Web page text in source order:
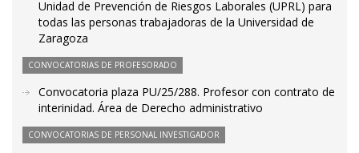
Unidad de Prevención de Riesgos Laborales (UPRL) para
todas las personas trabajadoras de la Universidad de
Zaragoza
CONVOCATORIAS DE PROFESORADO
Convocatoria plaza PU/25/288. Profesor con contrato de
interinidad. Área de Derecho administrativo
CONVOCATORIAS DE PERSONAL INVESTIGADOR